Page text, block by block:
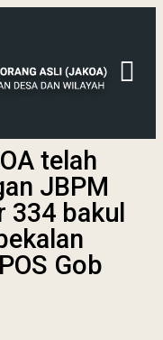
telah
JBPM
334 bakul
Gob